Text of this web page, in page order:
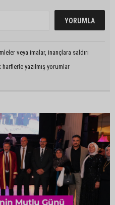
veya imalar, inançlara saldırı
yazılmış yorumlar